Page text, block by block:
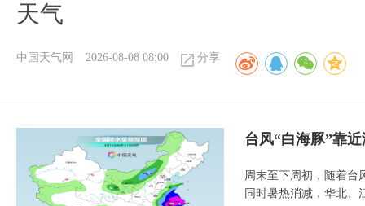
天气
中国天气网 2026-08-08 08:00 分享
台风“白海豚”靠
周末至下周初，随着台
同时暑热消减，华北、